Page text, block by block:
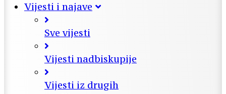
Vijesti i najave
Sve vijesti
Vijesti nadbiskupije
Vijesti iz drugih